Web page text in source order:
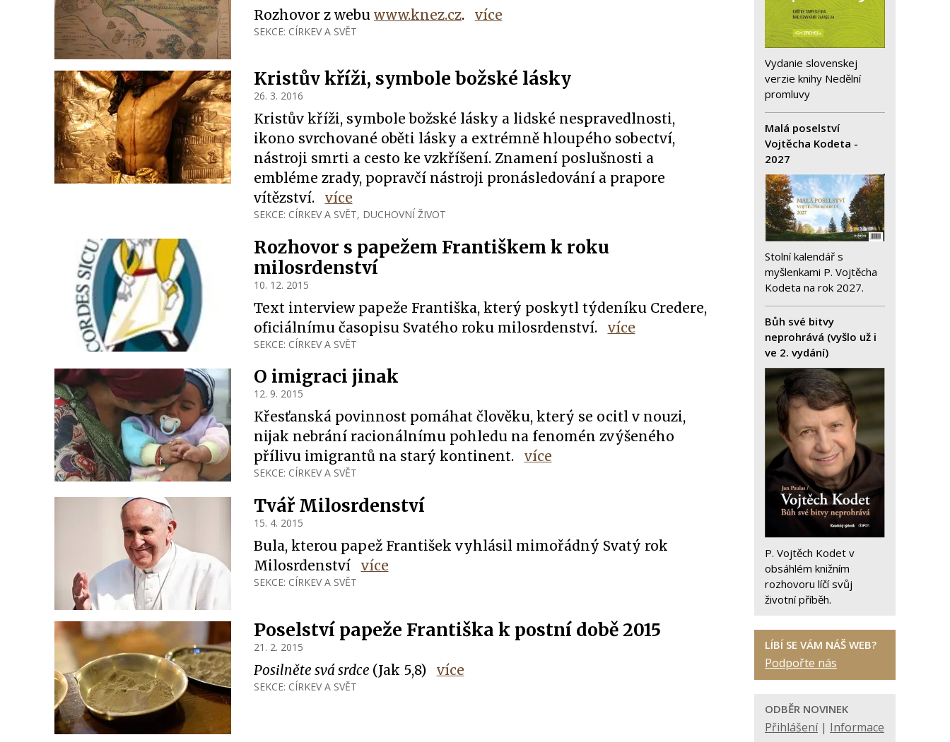
Rozhovor z webu www.knez.cz. více
SEKCE: CÍRKEV A SVĚT
Kristův kříži, symbole božské lásky
26. 3. 2016
Kristův kříži, symbole božské lásky a lidské nespravedlnosti,
ikono svrchované oběti lásky a extrémně hloupého sobectví,
nástroji smrti a cesto ke vzkříšení. Znamení poslušnosti a
embléme zrady, popravčí nástroji pronásledování a prapore
vítězství.
více
SEKCE: CÍRKEV A SVĚT, DUCHOVNÍ ŽIVOT
Rozhovor s papežem Františkem k roku
milosrdenství
10. 12. 2015
Text interview papeže Františka, který poskytl týdeníku Credere,
oficiálnímu časopisu Svatého roku milosrdenství.
více
SEKCE: CÍRKEV A SVĚT
O imigraci jinak
12. 9. 2015
Křesťanská povinnost pomáhat člověku, který se ocitl v nouzi,
nijak nebrání racionálnímu pohledu na fenomén zvýšeného
přílivu imigrantů na starý kontinent.
více
SEKCE: CÍRKEV A SVĚT
Tvář Milosrdenství
15. 4. 2015
Bula, kterou papež František vyhlásil mimořádný Svatý rok
Milosrdenství
více
SEKCE: CÍRKEV A SVĚT
Poselství papeže Františka k postní době 2015
21. 2. 2015
Posilněte svá srdce (Jak 5,8) více
SEKCE: CÍRKEV A SVĚT
Vydanie slovenskej
verzie knihy Nedělní
promluvy
Malá poselství
Vojtěcha Kodeta -
2027
Stolní kalendář s
myšlenkami P. Vojtěcha
Kodeta na rok 2027.
Bůh své bitvy
neprohrává (vyšlo už i
ve 2. vydání)
P. Vojtěch Kodet v
obsáhlém knižním
rozhovoru líčí svůj
životní příběh.
LÍBÍ SE VÁM NÁŠ WEB?
Podpořte nás
ODBĚR NOVINEK
Přihlášení| Informace